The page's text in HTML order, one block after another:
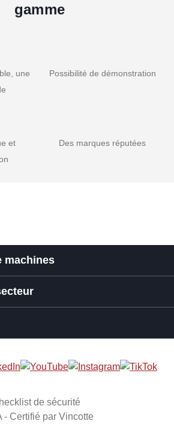
gamme
une
Possibilité de démonstration
et
Des marques réputées
machines